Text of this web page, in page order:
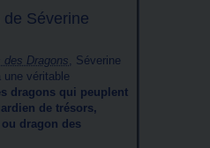
Séverine
des Dragons, Séverine
véritable
dragons qui peuplent
de trésors,
dragon des